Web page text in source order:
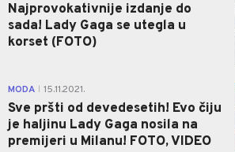
Najprovokativnije izdanje do
sada! Lady Gaga se utegla u
korset (FOTO)
MODA 15.11.2021.
Sve pršti od devedesetih! Evo čiju
je haljinu Lady Gaga nosila na
premijeri u Milanu! FOTO, VIDEO